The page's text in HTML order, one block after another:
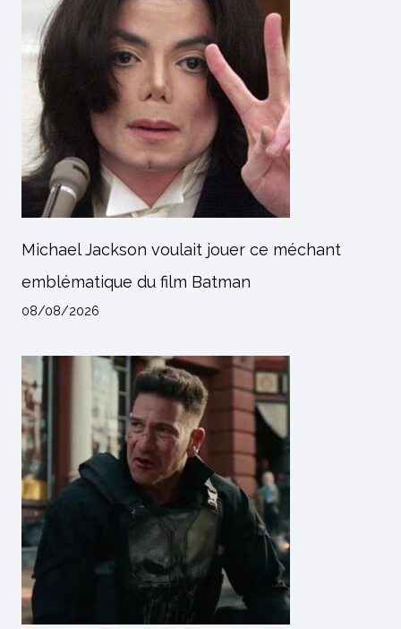
Michael Jackson voulait jouer ce méchant
emblématique du film Batman
08/08/2026